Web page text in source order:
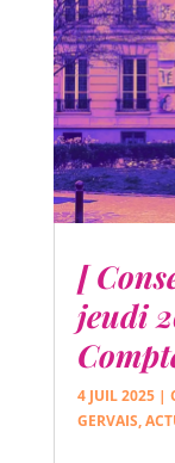
[
jeudi
4 JUIL 2025|
GERVAIS,